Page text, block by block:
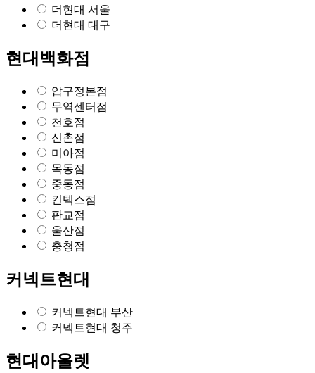
더현대 서울
더현대 대구
현대백화점
압구정본점
무역센터점
천호점
신촌점
미아점
목동점
중동점
킨텍스점
판교점
울산점
충청점
커넥트현대
커넥트현대 부산
커넥트현대 청주
현대아울렛